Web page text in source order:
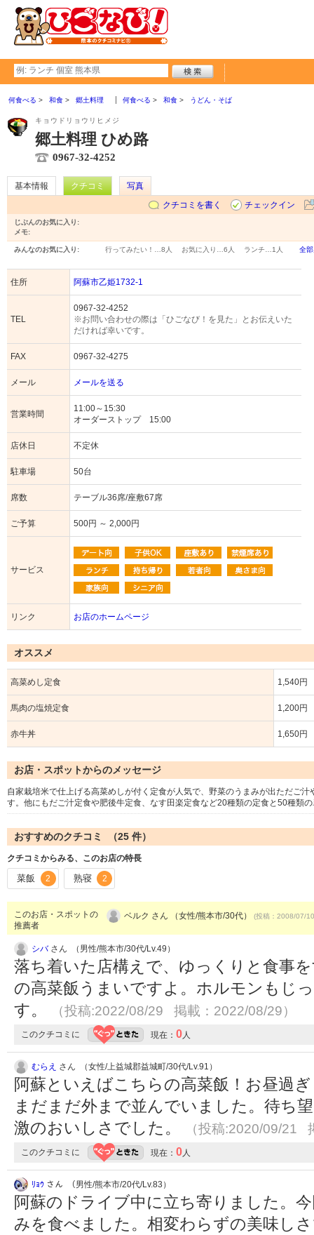
何食べる 和食 郷土料理 何食べる 和食 うどん・そば
キョウドリョウリヒメジ
郷土料理 ひめ路
0967-32-4252
基本情報 クチコミ
写真
クチコミを書く
チェックイン
じぶんのお気に入り:
メモ:
みんなのお気に入り: 行ってみたい！… 8人 お気に入り… 6人 ランチ… 1人 全
住所 阿蘇市乙姫1732-1
TEL
0967-32-4252
※お問い合わせの際は「ひごなび！を見た」とお伝えいた
だければ幸いです。
FAX 0967-32-4275
メール メールを送る
営業時間
11:00～15:30
オーダーストップ 15:00
店休日 不定休
駐車場 50台
席数 テーブル36席/座敷67席
ご予算 500円 ～ 2,000円
サービス
リンク お店のホームページ
オススメ
高菜めし定食 1,540円
馬肉の塩焼定食 1,200円
赤牛丼 1,650円
お店・スポットからのメッセージ
自家栽培米で仕上げる高菜めしが付く定食が人気で、野菜のうまみが出ただご
す。他にもだご汁定食や肥後牛定食、なす田楽定食など20種類の定食と50種類
おすすめのクチコミ （25 件）
クチコミからみる、このお店の特長
菜飯 2 熟寝 2
このお店・スポットの
推薦者
ベルク さん （女性/熊本市/30代） (投稿：2008/07/
シバさん （男性/熊本市/30代/Lv.49）
落ち着いた店構えで、ゆっくりと食事
の高菜飯うまいですよ。ホルモンもじ
す。
（投稿:2022/08/29 掲載：2022/08/29）
このクチコミに 現在： 0 人
むらえ さん （女性/上益城郡益城町/30代/Lv.91）
阿蘇といえばこちらの高菜飯！お昼過
まだまだ外まで並んでいました。待ち
激のおいしさでした。
（投稿:2020/09/21
このクチコミに 現在： 0 人
ﾘｮｳ さん （男性/熊本市/20代/Lv.83）
阿蘇のドライブ中に立ち寄りました。
みを食べました。相変わらずの美味し